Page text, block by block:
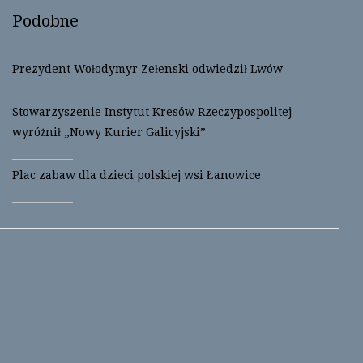
e
p
e
s
i
n
n
e
w
i
n
o
o
O
p
s
i
n
n
w
i
)
Podobne
Prezydent Wołodymyr Zełenski odwiedził Lwów
Stowarzyszenie Instytut Kresów Rzeczypospolitej
wyróżnił „Nowy Kurier Galicyjski”
Plac zabaw dla dzieci polskiej wsi Łanowice